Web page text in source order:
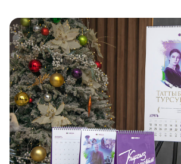
eSIM
Кызматтар
Кызматтар Көңүл ачуучу
Компания
Кызмат көрсөтүүлөр